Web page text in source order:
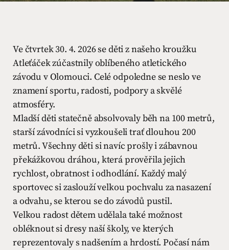
Ve čtvrtek 30. 4. 2026 se děti z našeho kroužku
Atleťáček zúčastnily oblíbeného atletického
závodu v Olomouci. Celé odpoledne se neslo ve
znamení sportu, radosti, podpory a skvělé
atmosféry.
Mladší děti statečně absolvovaly běh na 100 metrů,
starší závodníci si vyzkoušeli trať dlouhou 200
metrů. Všechny děti si navíc prošly i zábavnou
překážkovou dráhou, která prověřila jejich
rychlost, obratnost i odhodlání. Každý malý
sportovec si zaslouží velkou pochvalu za nasazení
a odvahu, se kterou se do závodů pustil.
Velkou radost dětem udělala také možnost
obléknout si dresy naší školy, ve kterých
reprezentovaly s nadšením a hrdostí. Počasí nám